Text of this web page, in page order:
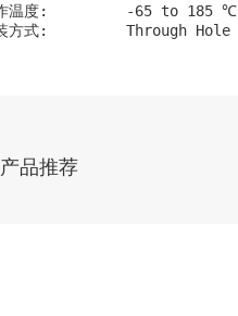
工作温度:	 -65 to 185 ℃
安装方式:	 Through Hole
产品推荐